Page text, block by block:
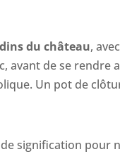
du château,
avant de se
Un pot de
signification pour